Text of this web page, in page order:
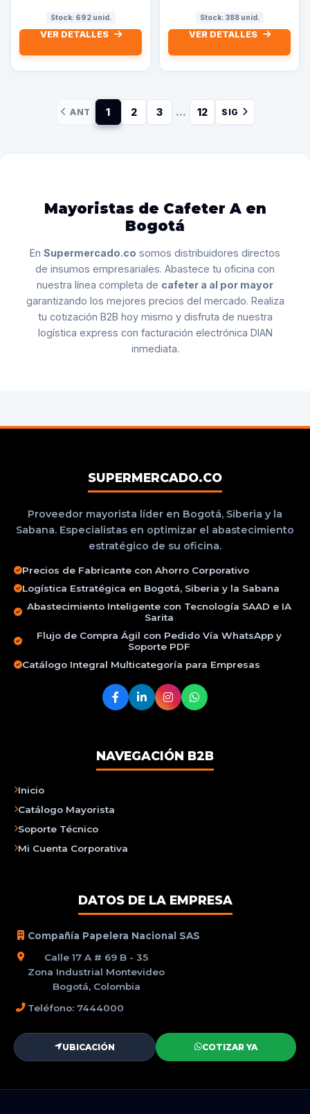
Stock: 692 unid.
VER DETALLES
Stock: 388 unid.
VER DETALLES
ANT 1 2 3 ... 12 SIG
Mayoristas de Cafeter A en
Bogotá
En Supermercado.co somos distribuidores directos
de insumos empresariales. Abastece tu oficina con
nuestra línea completa de cafeter a al por mayor
garantizando los mejores precios del mercado. Realiza
tu cotización B2B hoy mismo y disfruta de nuestra
logística express con facturación electrónica DIAN
inmediata.
SUPERMERCADO.CO
Proveedor mayorista líder en Bogotá, Siberia y la
Sabana. Especialistas en optimizar el abastecimiento
estratégico de su oficina.
Precios de Fabricante con Ahorro Corporativo
Logística Estratégica en Bogotá, Siberia y la Sabana
Abastecimiento Inteligente con Tecnología SAAD e IA
Sarita
Flujo de Compra Ágil con Pedido Vía WhatsApp y
Soporte PDF
Catálogo Integral Multicategoría para Empresas
NAVEGACIÓN B2B
Inicio
Catálogo Mayorista
Soporte Técnico
Mi Cuenta Corporativa
DATOS DE LA EMPRESA
Compañía Papelera Nacional SAS
Calle 17 A # 69 B - 35
Zona Industrial Montevideo
Bogotá, Colombia
Teléfono: 7444000
UBICACIÓN COTIZAR YA